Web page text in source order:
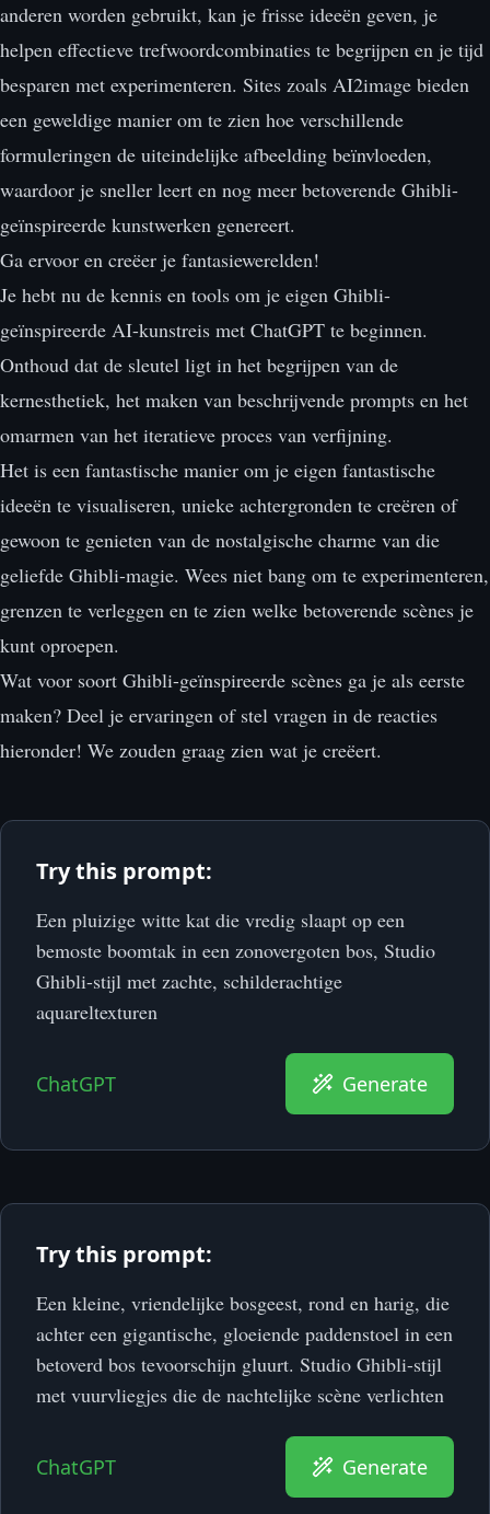
anderen worden gebruikt, kan je frisse ideeën geven, je
helpen effectieve trefwoordcombinaties te begrijpen en je tijd
besparen met experimenteren. Sites zoals AI2image bieden
een geweldige manier om te zien hoe verschillende
formuleringen de uiteindelijke afbeelding beïnvloeden,
waardoor je sneller leert en nog meer betoverende Ghibli-
geïnspireerde kunstwerken genereert.
Ga ervoor en creëer je fantasiewerelden!
Je hebt nu de kennis en tools om je eigen Ghibli-
geïnspireerde AI-kunstreis met ChatGPT te beginnen.
Onthoud dat de sleutel ligt in het begrijpen van de
kernesthetiek, het maken van beschrijvende prompts en het
omarmen van het iteratieve proces van verfijning.
Het is een fantastische manier om je eigen fantastische
ideeën te visualiseren, unieke achtergronden te creëren of
gewoon te genieten van de nostalgische charme van die
geliefde Ghibli-magie. Wees niet bang om te experimenteren,
grenzen te verleggen en te zien welke betoverende scènes je
kunt oproepen.
Wat voor soort Ghibli-geïnspireerde scènes ga je als eerste
maken? Deel je ervaringen of stel vragen in de reacties
hieronder! We zouden graag zien wat je creëert.
Try this prompt:
Een pluizige witte kat die vredig slaapt op een
bemoste boomtak in een zonovergoten bos, Studio
Ghibli-stijl met zachte, schilderachtige
aquareltexturen
ChatGPT Generate
Try this prompt:
Een kleine, vriendelijke bosgeest, rond en harig, die
achter een gigantische, gloeiende paddenstoel in een
betoverd bos tevoorschijn gluurt. Studio Ghibli-stijl
met vuurvliegjes die de nachtelijke scène verlichten
ChatGPT Generate